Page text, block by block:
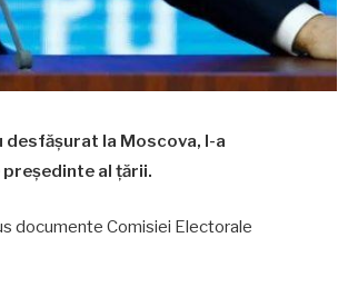
desfășurat la Moscova, l-a
al țării.
documente Comisiei Electorale